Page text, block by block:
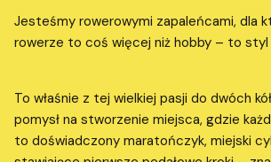
Jesteśmy rowerowymi zapaleńcami, dla
rowerze to coś więcej niż hobby – to styl
To właśnie z tej wielkiej pasji do dwóch
pomysł na stworzenie miejsca, gdzie
to doświadczony maratończyk, miejski